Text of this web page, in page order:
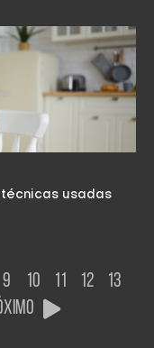
usadas
9 10 11 12
13